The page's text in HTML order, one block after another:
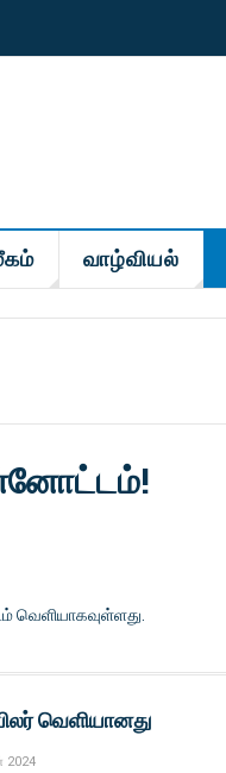
வாழ்வியல்
வெளியாகவுள்ளது.
வெளியானது
2024